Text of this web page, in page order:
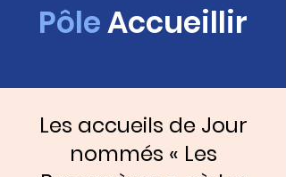
PôleAccueillir
Les accueils de Jour
nommés « Les